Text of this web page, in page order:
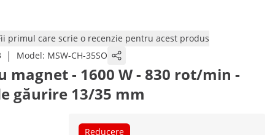
primul care scrie o recenzie pentru acest produs
| Model: MSW-CH-35SO
magnet - 1600 W - 830 rot/min -
găurire 13/35 mm
Reducere